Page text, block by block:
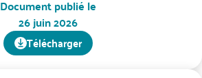
Document publié le
26 juin 2026
Télécharger